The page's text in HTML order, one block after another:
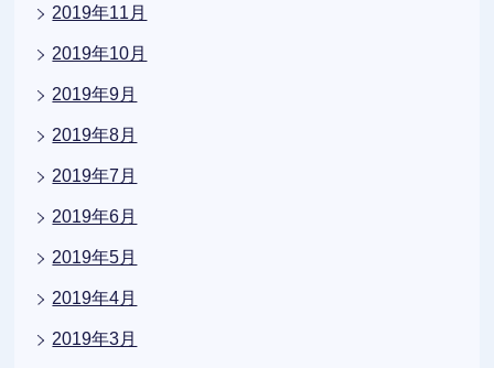
2019年11月
2019年10月
2019年9月
2019年8月
2019年7月
2019年6月
2019年5月
2019年4月
2019年3月